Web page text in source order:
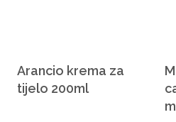
Arancio krema za
tijelo 200ml